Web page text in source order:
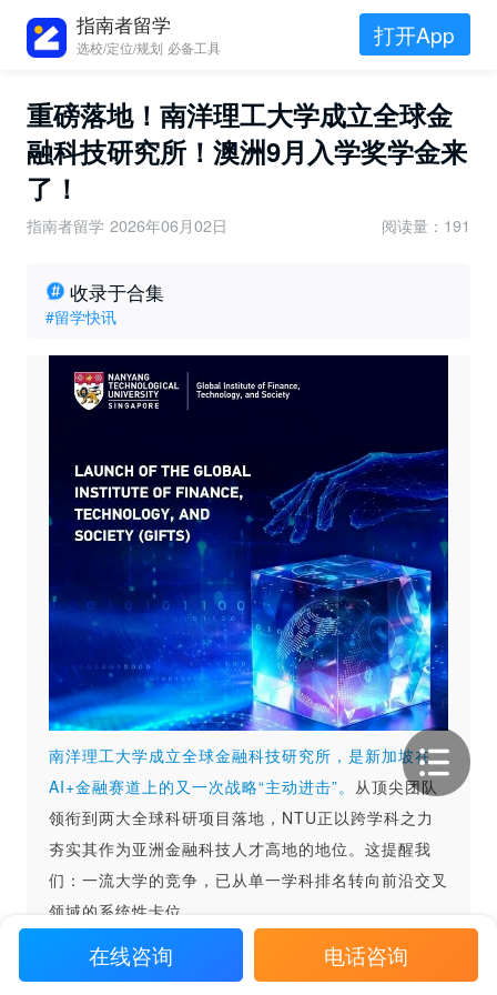
指南者留学
选校/定位/规划 必备工具 打开App
重磅落地！南洋理工大学成立全球金
融科技研究所！澳洲9月入学奖学金来
了！
指南者留学 2026年06月02日 阅读量：191
收录于合集
#留学快讯
南洋理工大学成立全球金融科技研究所，是新加坡在
AI+金融赛道上的又一次战略“主动进击”。
从顶尖团队
领衔到两大全球科研项目落地，NTU正以跨学科之力
夯实其作为亚洲金融科技人才高地的地位。这提醒我
们：一流大学的竞争，已从单一学科排名转向前沿交叉
领域的系统性卡位。
诺丁汉大学近8亿巨亏、裁员罢工的惨淡景象，则是英
在线咨询 电话咨询